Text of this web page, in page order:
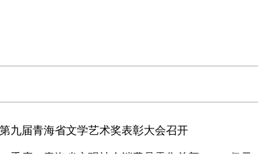
第九届青海省文学艺术奖表彰大会召开
一季度，青海省实现社会消费品零售总额226.14亿元